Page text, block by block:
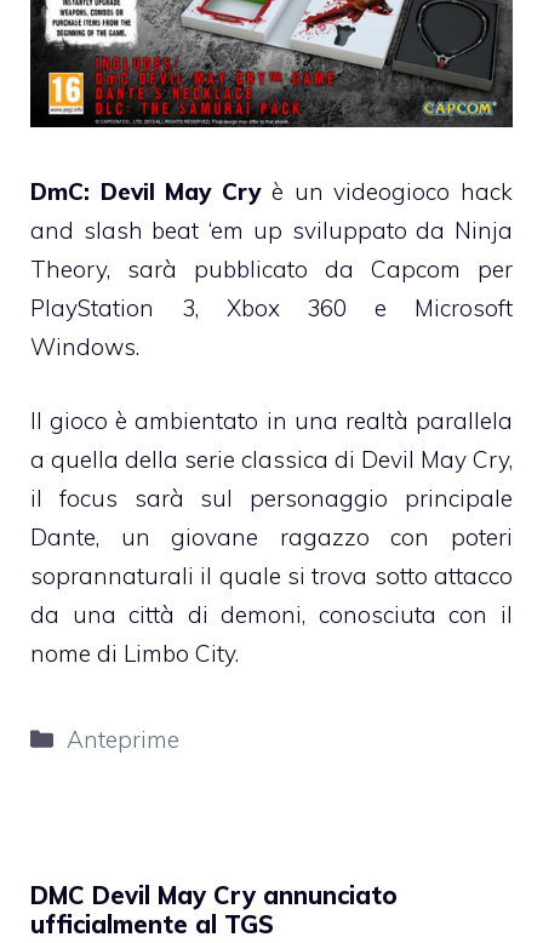
DmC: Devil May Cryè un videogioco hack
and slash beat ‘em up sviluppato da Ninja
Theory, sarà pubblicato da Capcom per
PlayStation 3, Xbox 360 e Microsoft
Windows.
Il gioco è ambientato in una realtà parallela
a quella della serie classica di Devil May Cry,
il focus sarà sul personaggio principale
Dante, un giovane ragazzo con poteri
soprannaturali il quale si trova sotto attacco
da una città di demoni, conosciuta con il
nome di Limbo City.
Categorie
Anteprime
DMC Devil May Cry annunciato
ufficialmente al TGS